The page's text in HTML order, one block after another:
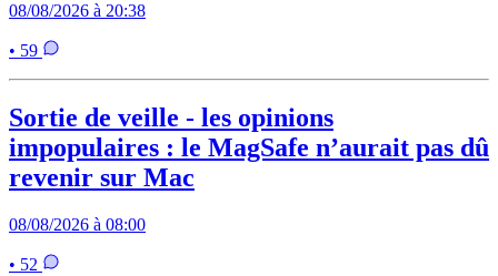
08/08/2026 à 20:38
• 59
Sortie de veille - les opinions
impopulaires : le MagSafe n’aurait pas dû
revenir sur Mac
08/08/2026 à 08:00
• 52